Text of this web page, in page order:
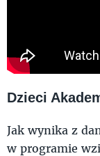
Dzieci
Jak wynika z
w programie